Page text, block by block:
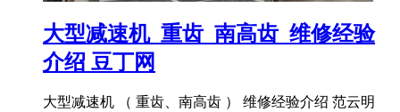
大型减速机_重齿_南高齿_维修经验
介绍 豆丁网
大型减速机 （ 重齿、南高齿 ） 维修经验介绍 范云明